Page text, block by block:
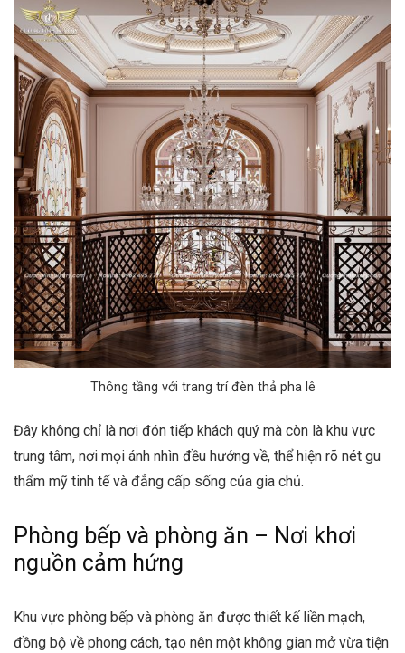
Thông tầng với trang trí đèn thả pha lê
Đây không chỉ là nơi đón tiếp khách quý mà còn là khu vực
trung tâm, nơi mọi ánh nhìn đều hướng về, thể hiện rõ nét gu
thẩm mỹ tinh tế và đẳng cấp sống của gia chủ.
Phòng bếp và phòng ăn – Nơi khơi
nguồn cảm hứng
Khu vực phòng bếp và phòng ăn được thiết kế liền mạch,
đồng bộ về phong cách, tạo nên một không gian mở vừa tiện